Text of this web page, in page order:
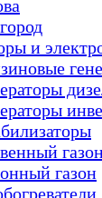
и
газон